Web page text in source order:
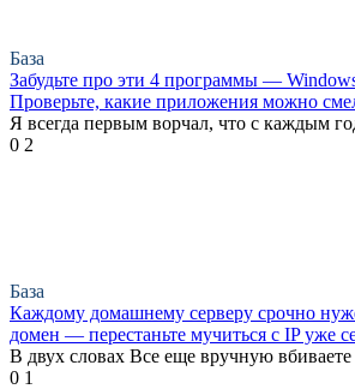
База
Забудьте про эти 4 программы —
Проверьте, какие приложения можно
Я всегда первым ворчал, что с каждым
0 2
База
Каждому домашнему серверу срочно
домен — перестаньте мучиться с IP уже
В двух словах Все еще вручную вбиваете
0 1